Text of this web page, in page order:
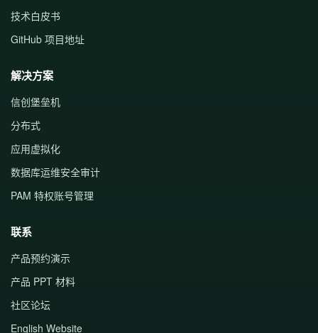
技术白皮书
GitHub 项目地址
解决方案
信创堡垒机
分布式
应用虚拟化
数据库运维安全审计
PAM 特权账号管理
联系
产品预约演示
产品 PPT 材料
社区论坛
English Website